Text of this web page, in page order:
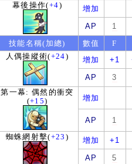
幕後操作(+4)
增加
AP
1
技能名稱(加總)
數值
F
人偶操縱術(+24) 增加 +1
AP
3
第一幕: 偶然的衝突
(+15) 增加
AP
1
蜘蛛網射擊(+23 ) 增加
+1
AP
5